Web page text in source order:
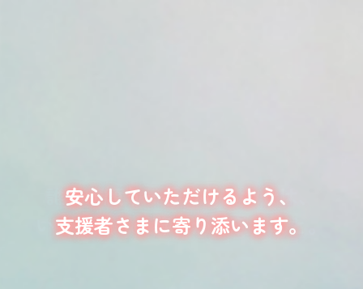
誰もが願う一番のしあわせは、
いつも通りの暮しができること。
安心していただけるよう、
支援者さまに寄り添います。